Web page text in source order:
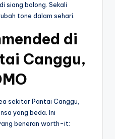
siang bolong. Sekali
tone dalam sehari.
di
Canggu,
sekitar Pantai Canggu,
yang beda. Ini
beneran worth-it: